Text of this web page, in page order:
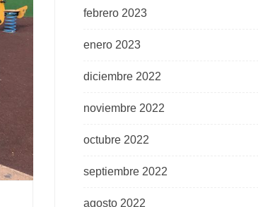
febrero 2023
enero 2023
diciembre 2022
noviembre 2022
octubre 2022
septiembre 2022
agosto 2022